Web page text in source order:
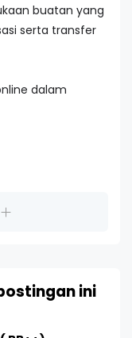
buatan yang
serta transfer
dalam
ini